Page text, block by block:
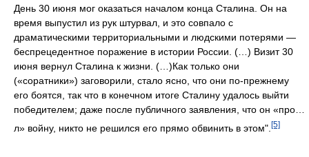
День 30 июня мог оказаться началом конца Сталина. Он на
время выпустил из рук штурвал, и это совпало с
драматическими территориальными и людскими потерями —
беспрецедентное поражение в истории России. (…) Визит 30
июня вернул Сталина к жизни. (…)Как только они
(«соратники») заговорили, стало ясно, что они по-прежнему
его боятся, так что в конечном итоге Сталину удалось выйти
победителем; даже после публичного заявления, что он «про…
л» войну, никто не решился его прямо обвинить в этом". [5]